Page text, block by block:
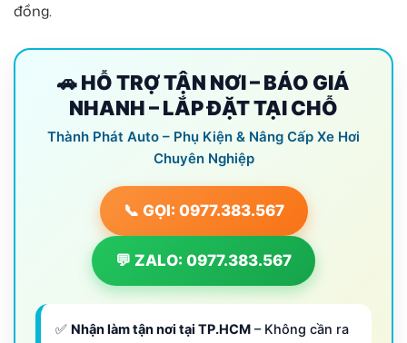
đồng.
🚗 HỖ TRỢ TẬN NƠI – BÁO GIÁ
NHANH – LẮP ĐẶT TẠI CHỖ
Thành Phát Auto – Phụ Kiện & Nâng Cấp Xe Hơi
Chuyên Nghiệp
📞 GỌI: 0977.383.567
💬 ZALO: 0977.383.567
✅ Nhận làm tận nơi tại TP.HCM – Không cần ra